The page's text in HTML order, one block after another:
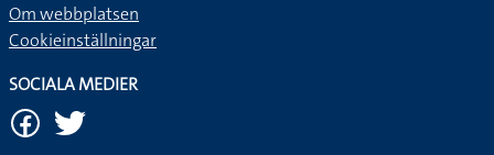
Om webbplatsen
Cookieinställningar
SOCIALA MEDIER